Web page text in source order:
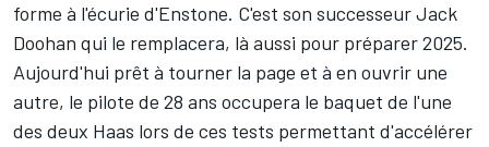
forme à l'écurie d'Enstone. C'est son successeurJack
Doohan qui le remplacera, là aussi pour préparer 2025.
Aujourd'hui prêt à tourner la page et à en ouvrir une
autre, le pilote de 28 ans occupera le baquet de l'une
des deux Haas lors de ces tests permettant d'accélérer